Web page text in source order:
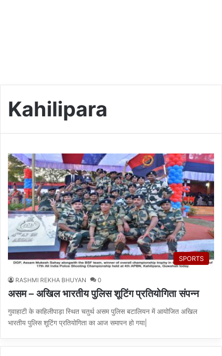
Kahilipara
SPORTS
RASHMI REKHA BHUYAN 0
असम – अखिल भारतीय पुलिस शूटिंग प्रतियोगिता संपन्न
गुवाहाटी के काहिलीपाड़ा स्थित चतुर्थ असम पुलिस बटालियन में आयोजित अखिल
भारतीय पुलिस शूटिंग प्रतियोगिता का आज समापन हो गया|